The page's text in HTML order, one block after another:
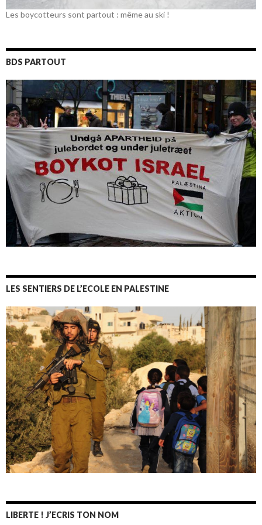
Les boycotteurs sont partout : même au ski !
BDS PARTOUT
LES SENTIERS DE L’ECOLE EN PALESTINE
LIBERTE ! J’ECRIS TON NOM